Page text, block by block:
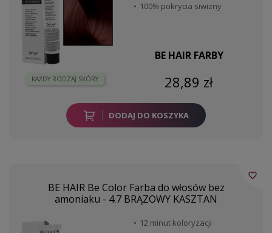
KAŻDY RODZAJ SKÓRY
100% pokrycia siwizny
BE HAIR FARBY
28,89 zł
DODAJ DO KOSZYKA
BE HAIR Be Color Farba do włosów bez
amoniaku - 4.7 BRĄZOWY KASZTAN
12 minut koloryzacji
favorite_border